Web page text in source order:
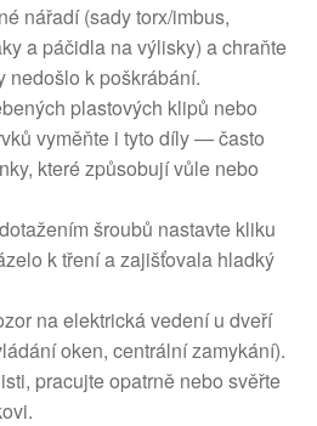
nářadí (sady torx/imbus,
a páčidla na výlisky) a chraňte
nedošlo k poškrábání.
plastových klipů nebo
vyměňte i tyto díly — často
které způsobují vůle nebo
šroubů nastavte kliku
k tření a zajišťovala hladký
na elektrická vedení u dveří
oken, centrální zamykání).
pracujte opatrně nebo svěřte